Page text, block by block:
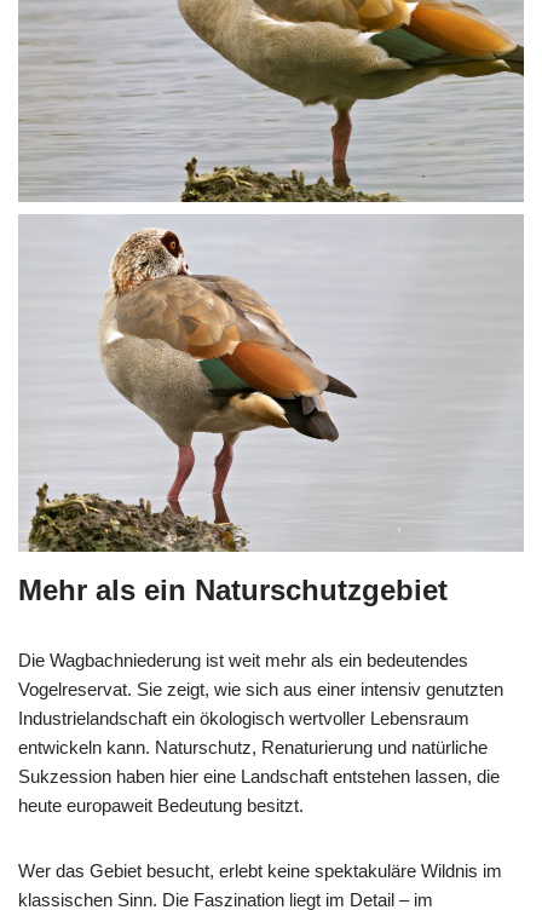
Mehr als ein Naturschutzgebiet
Die Wagbachniederung ist weit mehr als ein bedeutendes
Vogelreservat. Sie zeigt, wie sich aus einer intensiv genutzten
Industrielandschaft ein ökologisch wertvoller Lebensraum
entwickeln kann. Naturschutz, Renaturierung und natürliche
Sukzession haben hier eine Landschaft entstehen lassen, die
heute europaweit Bedeutung besitzt.
Wer das Gebiet besucht, erlebt keine spektakuläre Wildnis im
klassischen Sinn. Die Faszination liegt im Detail – im